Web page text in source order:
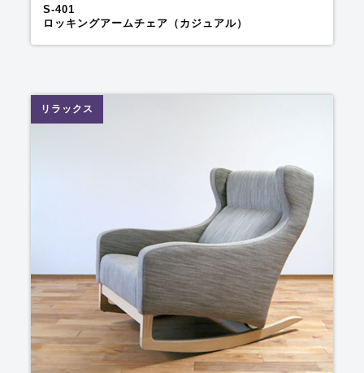
S-401
ロッキングアームチェア（カジュアル）
リラックス